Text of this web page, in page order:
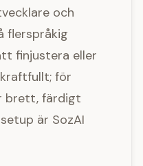
och
flerspråkig
finjustera eller
för
brett, färdigt
är SozAI